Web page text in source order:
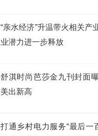
“亲水经济”升温带火相关产
业潜力进一步释放
舒淇时尚芭莎金九刊封面
美出新高
打通乡村电力服务“最后一